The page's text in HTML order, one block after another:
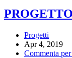
Progetti
Apr 4, 2019
Commenta